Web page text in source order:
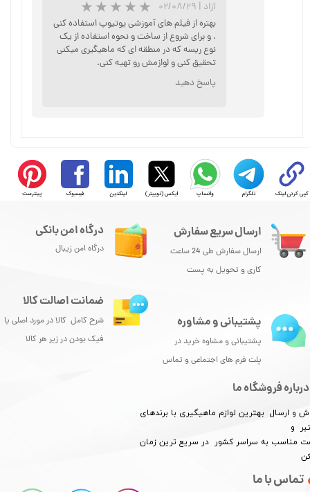
★★★
★★★ ★★
آزاد | ۰۲/۰۸/۲۹
بهتره از فیلم های آموزشی یوتیوپ استفاده کنی
. و برای شروع از ساخت و نحوه استفاده از یک
نوع ریسه که در منطقه ای که ماهیگیری میکنی
تحقیق کنی و لوازمش رو تهیه کنی.
پاسخ دهید
کپی کردن لینک تلگرام واتساپ ایکس (توییتر) لینکدین فیسبوک پینترست
ارسال سریع سفارش
ارسال سفارش طی 24 ساعت
کاری و تحویل به پست
درباره فروشگاه ما
و ارسال بهترین لوازم ماهیگیری با برندهای
و
مناسب به سراسر کشور در سریع ترین زمان
تماس با ما
درگاه امن بانکی
درگاه امن زیبال
پشتیبانی و مشاوره
پشتیبانی و مشاوه خرید در
پلت فرم های اجتماعی و تماس
ضمانت اصالت کالا
شرح کامل کالا در مورد اصلی یا
فیک بودن در زیر هر کالا